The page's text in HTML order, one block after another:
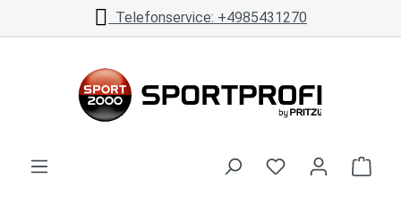
Zum Hauptinhalt springenTelefonservice: +4985431270